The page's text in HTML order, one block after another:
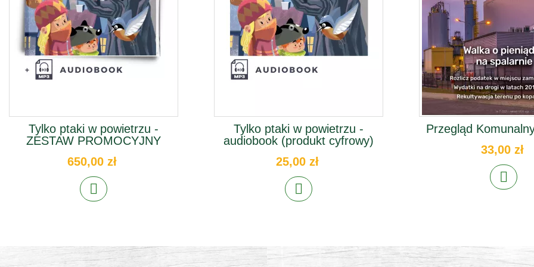
Tylko ptaki w powietrzu -
ZESTAW PROMOCYJNY
650,00 zł
Tylko ptaki w powietrzu -
audiobook (produkt cyfrowy)
25,00 zł
Przegląd
33,00 zł